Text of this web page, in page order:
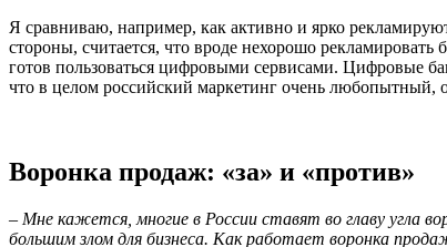
Я сравниваю, например, как активно и ярко
стороны, считается, что вроде нехорошо
готов пользоваться цифровыми сервисами. Цифровые
что в целом российский маркетинг очень любопытный,
Воронка продаж: «за» и «против»
– Мне кажется, многие в России ставят во главу
большим злом для бизнеса. Как работает воронка